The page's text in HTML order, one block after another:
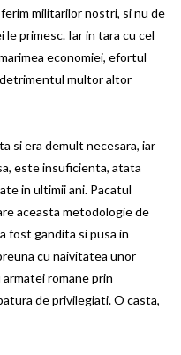
militarilor nostri, si nu de
le primesc. Iar in tara cu cel
economiei, efortul
multor altor
si era demult necesara, iar
este insuficienta, atata
in ultimii ani. Pacatul
aceasta metodologie de
fost gandita si pusa in
cu naivitatea unor
romane prin
de privilegiati. O casta,